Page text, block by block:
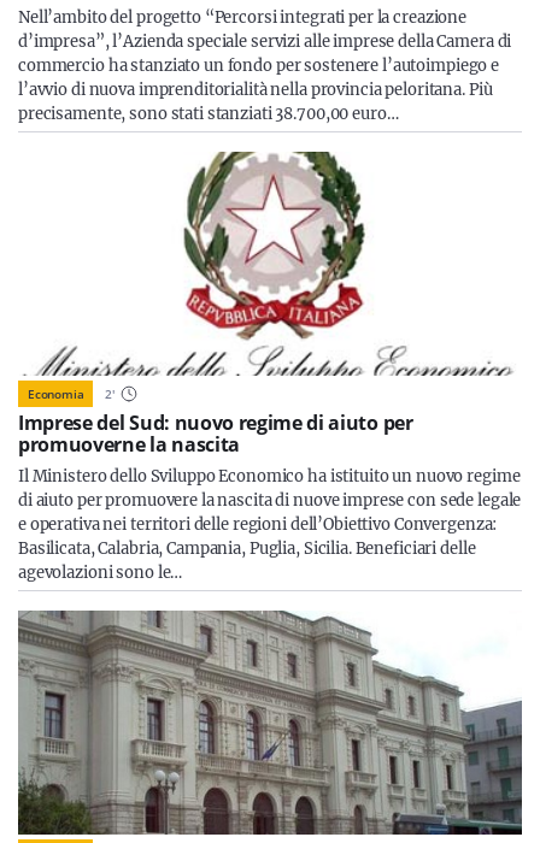
Nell’ambito del progetto “Percorsi integrati per la creazione
d’impresa”, l’Azienda speciale servizi alle imprese della Camera di
commercio ha stanziato un fondo per sostenere l’autoimpiego e
l’avvio di nuova imprenditorialità nella provincia peloritana. Più
precisamente, sono stati stanziati 38.700,00 euro…
Economia 2'
Imprese del Sud: nuovo regime di aiuto per
promuoverne la nascita
Il Ministero dello Sviluppo Economico ha istituito un nuovo regime
di aiuto per promuovere la nascita di nuove imprese con sede legale
e operativa nei territori delle regioni dell’Obiettivo Convergenza:
Basilicata, Calabria, Campania, Puglia, Sicilia. Beneficiari delle
agevolazioni sono le…